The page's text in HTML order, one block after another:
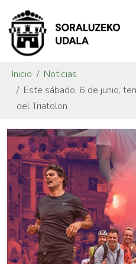
Inicio
Noticias
Este sábado, 6 de junio,
del Triatolon